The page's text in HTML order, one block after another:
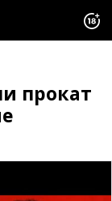
прокат